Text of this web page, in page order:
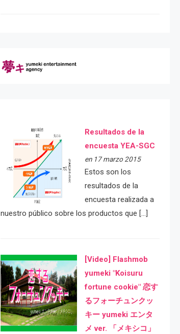
Resultados de la
encuesta YEA-SGC
en 17 marzo 2015
Estos son los
resultados de la
encuesta realizada a
nuestro público sobre los productos que […]
[Video] Flashmob
yumeki "Koisuru
fortune cookie" 恋す
るフォーチュンクッ
キー yumeki エンタ
メ ver. 「メキシコ」